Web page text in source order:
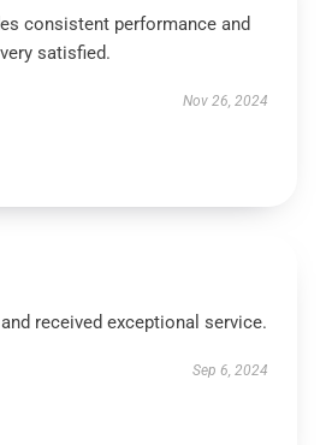
consistent performance and
satisfied.
Nov 26, 2024
received exceptional service.
Sep 6, 2024